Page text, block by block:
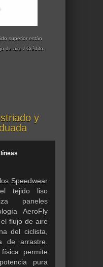
superior están
de aire / Crédito:
y
Speedwear
tejido liso
paneles
AeroFly
flujo de aire
del ciclista,
de arrastre.
permite
pura